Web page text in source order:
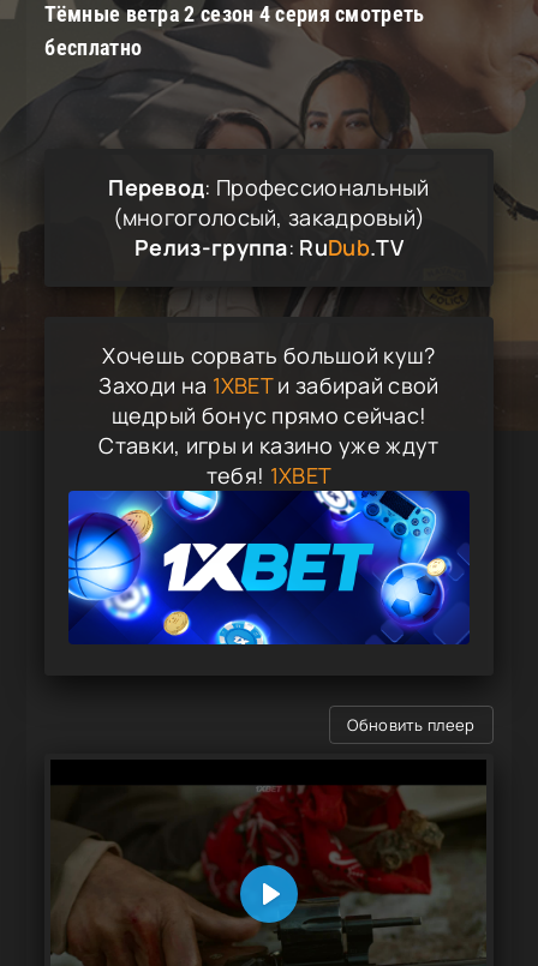
Тёмные ветра 2 сезон 4 серия смотреть
бесплатно
Обновить плеер
Перевод: Профессиональный
(многоголосый, закадровый)
Релиз-группа: RuDub.TV
Хочешь сорвать большой куш?
Заходи на 1XBETи забирай свой
щедрый бонус прямо сейчас!
Ставки, игры и казино уже ждут
тебя! 1XBET